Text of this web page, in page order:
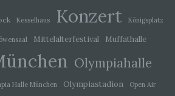
Kesselhaus Konzert Königsplatz
Mittelalterfestival Muffathalle
Olympiahalle
Halle München Olympiastadion
Open Air